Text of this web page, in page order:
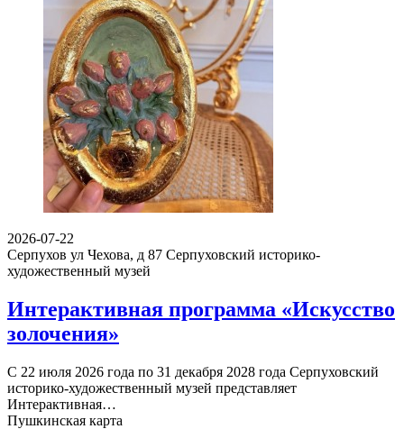
2026-07-22
Серпухов ул Чехова, д 87 Серпуховский историко-
художественный музей
Интерактивная программа «Искусство
золочения»
С 22 июля 2026 года по 31 декабря 2028 года Серпуховский
историко-художественный музей представляет
Интерактивная…
Пушкинская карта